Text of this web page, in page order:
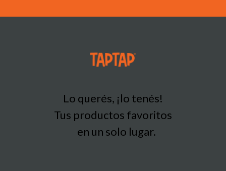
Lo querés, ¡lo tenés!
Tus productos favoritos
en un solo lugar.